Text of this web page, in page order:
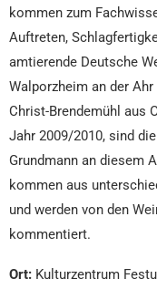
kommen zum
Auftreten,
amtierende Deutsche
Walporzheim an der
Christ-Brendemühl aus
Jahr 2009/2010, sind
Grundmann an diesem
kommen aus
und werden von den
kommentiert.
Ort: Kulturzentrum